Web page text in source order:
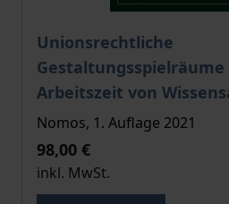
Unionsrechtliche
Arbeitszeit von
Der Preis dieses Titels
Nomos, 1. Auflage 2021
98,00 €
inkl. MwSt.